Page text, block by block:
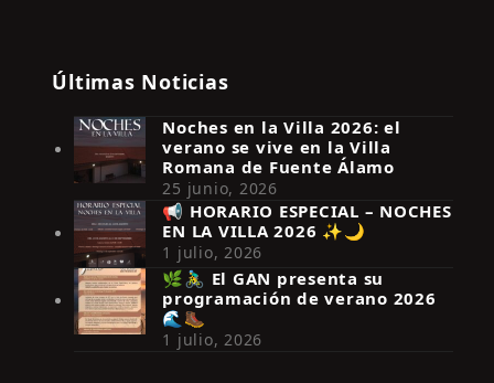
Síguenos en Instagram
Últimas Noticias
Noches en la Villa 2026: el
verano se vive en la Villa
Romana de Fuente Álamo
25 junio, 2026
📢 HORARIO ESPECIAL – NOCHES
EN LA VILLA 2026 ✨🌙
1 julio, 2026
🌿🚴‍♂️ El GAN presenta su
programación de verano 2026
🌊🥾
1 julio, 2026